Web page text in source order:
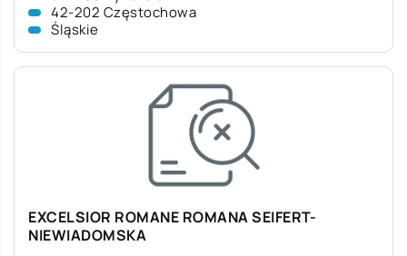
42-202 Częstochowa
Śląskie
EXCELSIOR ROMANE ROMANA SEIFERT-
NIEWIADOMSKA